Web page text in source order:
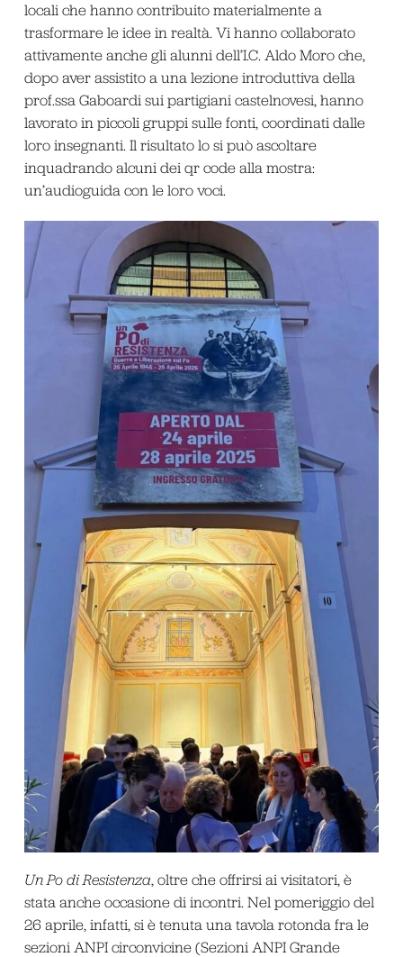
locali che hanno contribuito materialmente a
trasformare le idee in realtà. Vi hanno collaborato
attivamente anche gli alunni dell’I.C. Aldo Moro che,
dopo aver assistito a una lezione introduttiva della
prof.ssa Gaboardi sui partigiani castelnovesi, hanno
lavorato in piccoli gruppi sulle fonti, coordinati dalle
loro insegnanti. Il risultato lo si può ascoltare
inquadrando alcuni dei qr code alla mostra:
un’audioguida con le loro voci.
Un Po di Resistenza, oltre che offrirsi ai visitatori, è
stata anche occasione di incontri. Nel pomeriggio del
26 aprile, infatti, si è tenuta una tavola rotonda fra le
sezioni ANPI circonvicine (Sezioni ANPI Grande